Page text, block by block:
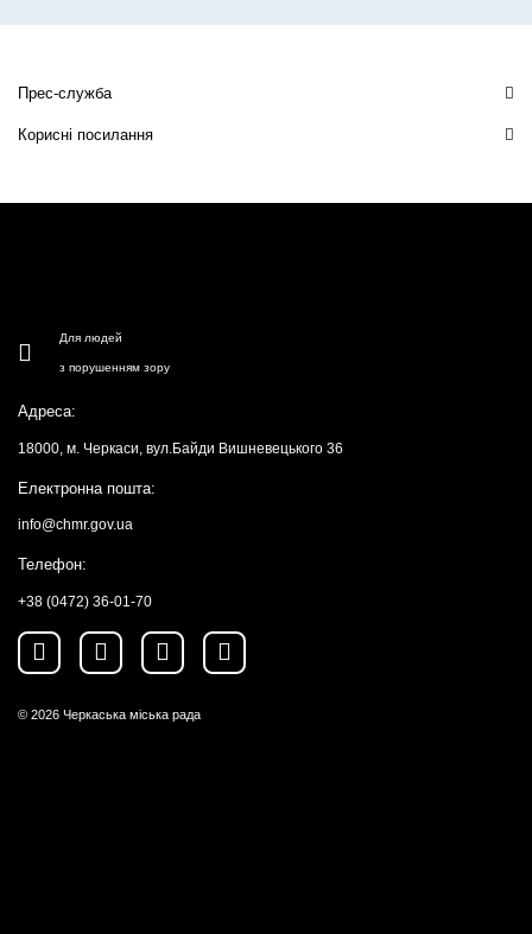
Прес-служба
Корисні посилання
Для людей
з порушенням зору
Адреса:
18000, м. Черкаси, вул.Байди Вишневецького 36
Електронна пошта:
info@chmr.gov.ua
Телефон:
+38 (0472) 36-01-70
© 2026 Черкаська міська рада